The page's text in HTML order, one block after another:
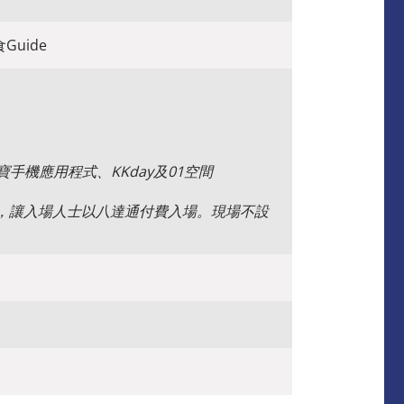
Guide
手機應用程式、KKday及01空間
入場人士以八達通付費入場。現場不設